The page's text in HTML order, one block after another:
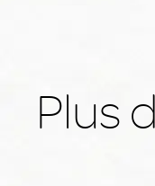
Plus